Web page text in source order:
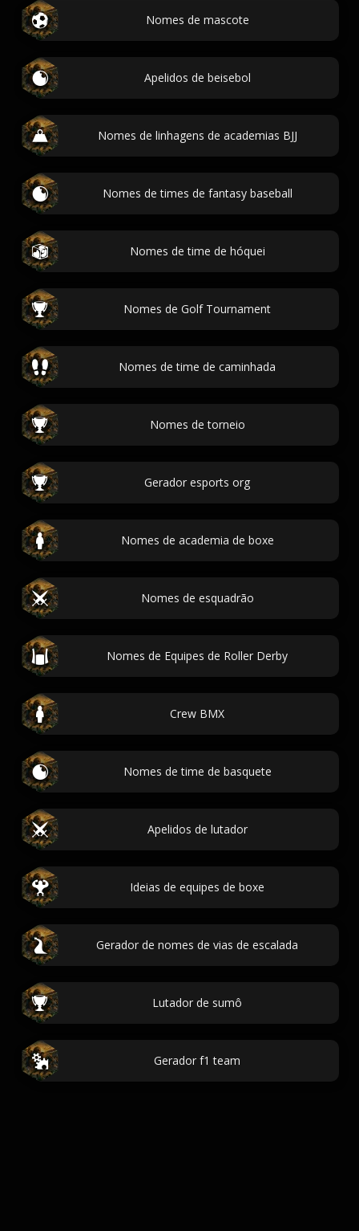
Nomes de mascote
Apelidos de beisebol
Nomes de linhagens de academias BJJ
Nomes de times de fantasy baseball
Nomes de time de hóquei
Nomes de Golf Tournament
Nomes de time de caminhada
Nomes de torneio
Gerador esports org
Nomes de academia de boxe
Nomes de esquadrão
Nomes de Equipes de Roller Derby
Crew BMX
Nomes de time de basquete
Apelidos de lutador
Ideias de equipes de boxe
Gerador de nomes de vias de escalada
Lutador de sumô
Gerador f1 team